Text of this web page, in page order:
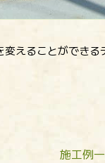
えることができる
施工例